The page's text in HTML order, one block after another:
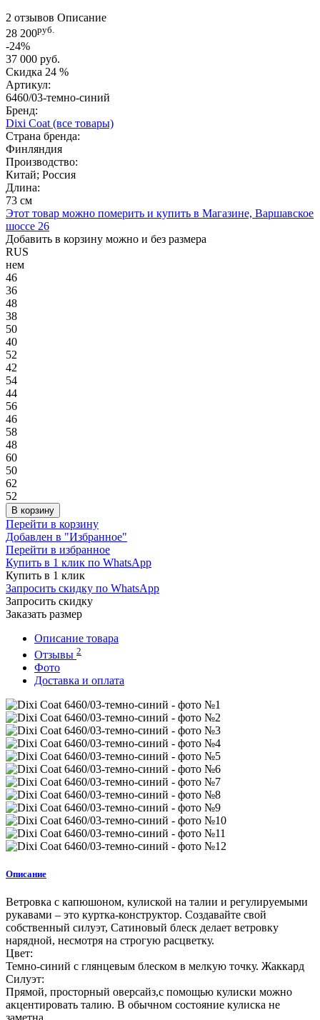
2 отзывов Описание
28 200руб.
-24%
37 000 руб.
Скидка 24 %
Артикул:
6460/03-темно-синий
Бренд:
Dixi Coat (все товары)
Страна бренда:
Финляндия
Производство:
Китай; Россия
Длина:
73 см
Этот товар можно померить и купить в Магазине, Варшавское
шоссе 26
Добавить в корзину можно и без размера
RUS
нем
46
36
48
38
50
40
52
42
54
44
56
46
58
48
60
50
62
52
В корзину
Перейти в корзину
Добавлен в "Избранное"
Перейти в избранное
Купить в 1 клик по WhatsApp
Купить в 1 клик
Запросить скидку по WhatsApp
Запросить скидку
Заказать размер
Описание товара
Отзывы 2
Фото
Доставка и оплата
Описание
Ветровка с капюшоном, кулиской на талии и регулируемыми
рукавами – это куртка-конструктор. Создавайте свой
собственный силуэт, Сатиновый блеск делает ветровку
нарядной, несмотря на строгую расцветку.
Цвет:
Темно-синий с глянцевым блеском в мелкую точку. Жаккард
Силуэт:
Прямой, просторный оверсайз,с помощью кулиски можно
акцентировать талию. В обычном состояние кулиска не
заметна